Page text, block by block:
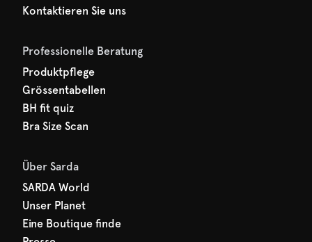
Kontaktieren Sie uns
Professionelle Beratung
Produktpflege
Grössentabellen
BH fit quiz
Bra Size Scan
Über Sarda
SARDA World
Unser Planet
Eine Boutique finde